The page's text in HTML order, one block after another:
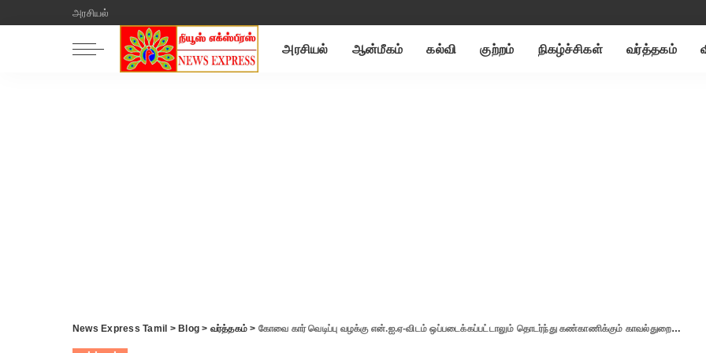
அரசியல்
அரசியல் ஆன்மீகம் கல்வி குற்றம் நிகழ்ச்சிகள் வர்த்தகம்
News Express Tamil > Blog > வர்த்தகம் > கோவை கார் வெடிப்பு வழக்கு என்.ஐ.ஏ-விடம் ஒப்படைக்கப்பட்டாலும் தொடர்ந்து கண்காணிக்கும் காவல்துறை ..!